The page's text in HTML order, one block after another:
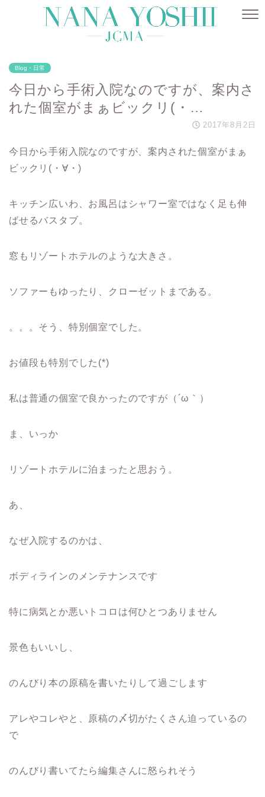
Blog・日常
今日から手術入院なのですが、案内さ
れた個室がまぁビックリ(・…
2017年8月2日
今日から手術入院なのですが、案内された個室がまぁ
ビックリ(・∀・)
キッチン広いわ、お風呂はシャワー室ではなく足も伸
ばせるバスタブ。
窓もリゾートホテルのような大きさ。
ソファーもゆったり、クローゼットまである。
。。。そう、特別個室でした。
お値段も特別でした(*)
私は普通の個室で良かったのですが（´ω｀）
ま、いっか
リゾートホテルに泊まったと思おう。
あ、
なぜ入院するのかは、
ボディラインのメンテナンスです
特に病気とか悪いトコロは何ひとつありません
景色もいいし、
のんびり本の原稿を書いたりして過ごします
アレやコレやと、原稿の〆切がたくさん迫っているの
で
のんびり書いてたら編集さんに怒られそう